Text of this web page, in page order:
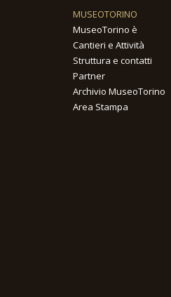
MUSEOTORINO
MuseoTorino è
Cantieri e Attività
Struttura e contatti
Partner
Archivio MuseoTorino
Area Stampa